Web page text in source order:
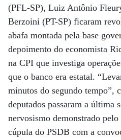
(PFL-SP), Luiz Antônio
Berzoini (PT-SP) ficaram
abafa montada pela base
depoimento do economista
na CPI que investiga
que o banco era estatal.
minutos do segundo tempo”,
deputados passaram a última
nervosismo demonstrado
cúpula do PSDB com a